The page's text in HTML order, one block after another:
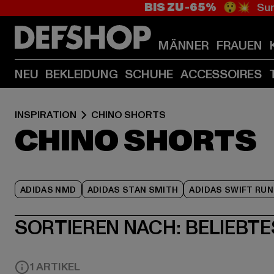
BIS ZU -65% 😲💥
MÄNNER FRAUEN
NEU BEKLEIDUNG SCHUHE ACCESSOIRES
INSPIRATION CHINO SHORTS
CHINO SHORTS
ADIDAS NMD ADIDAS STAN SMITH ADIDAS SWIFT RUN
SORTIEREN NACH:
1 ARTIKEL